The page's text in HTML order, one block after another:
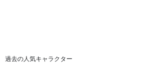
過去の人気キャラクター